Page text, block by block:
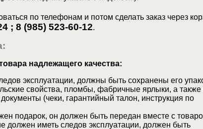
по телефонам и потом сделать заказ через
; 8 (985) 523-60-12.
надлежащего качества:
эксплуатации, должны быть сохранены его
свойства, пломбы, фабричные ярлыки, а также
(чеки, гарантийный талон, инструкция по
подарок, он должен быть передан вместе с
должен иметь следов эксплуатации, должен быть